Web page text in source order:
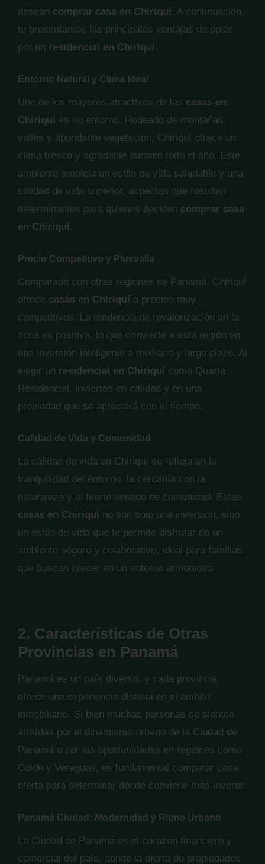
desean comprar casa en Chiriquí. A continuación,
te presentamos las principales ventajas de optar
por un residencial en Chiriquí:
Entorno Natural y Clima Ideal
Uno de los mayores atractivos de las casas en
Chiriquí es su entorno. Rodeado de montañas,
valles y abundante vegetación, Chiriquí ofrece un
clima fresco y agradable durante todo el año. Este
ambiente propicia un estilo de vida saludable y una
calidad de vida superior, aspectos que resultan
determinantes para quienes deciden comprar casa
en Chiriquí.
Precio Competitivo y Plusvalía
Comparado con otras regiones de Panamá, Chiriquí
ofrece casas en Chiriquí a precios muy
competitivos. La tendencia de revalorización en la
zona es positiva, lo que convierte a esta región en
una inversión inteligente a mediano y largo plazo. Al
elegir un residencial en Chiriquí como Quarta
Residencial, inviertes en calidad y en una
propiedad que se apreciará con el tiempo.
Calidad de Vida y Comunidad
La calidad de vida en Chiriquí se refleja en la
tranquilidad del entorno, la cercanía con la
naturaleza y el fuerte sentido de comunidad. Estas
casas en Chiriquí no son solo una inversión, sino
un estilo de vida que te permite disfrutar de un
ambiente seguro y colaborativo, ideal para familias
que buscan crecer en un entorno armonioso.
2. Características de Otras
Provincias en Panamá
Panamá es un país diverso, y cada provincia
ofrece una experiencia distinta en el ámbito
inmobiliario. Si bien muchas personas se sienten
atraídas por el dinamismo urbano de la Ciudad de
Panamá o por las oportunidades en regiones como
Colón y Veraguas, es fundamental comparar cada
oferta para determinar dónde conviene más invertir.
Panamá Ciudad: Modernidad y Ritmo Urbano
La Ciudad de Panamá es el corazón financiero y
comercial del país, donde la oferta de propiedades